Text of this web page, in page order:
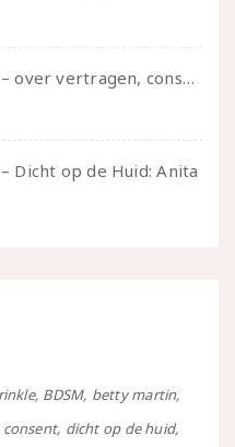
Ongehoord – Aflevering 30 – over vertragen, consent en negatieve gevoelens met Meg-John Barker
Dicht op de Huid: Anita
BDSM betty martin
consent dicht op de huid